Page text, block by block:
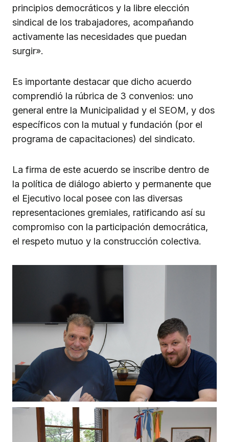
principios democráticos y la libre elección
sindical de los trabajadores, acompañando
activamente las necesidades que puedan
surgir».
Es importante destacar que dicho acuerdo
comprendió la rúbrica de 3 convenios: uno
general entre la Municipalidad y el SEOM, y dos
específicos con la mutual y fundación (por el
programa de capacitaciones) del sindicato.
La firma de este acuerdo se inscribe dentro de
la política de diálogo abierto y permanente que
el Ejecutivo local posee con las diversas
representaciones gremiales, ratificando así su
compromiso con la participación democrática,
el respeto mutuo y la construcción colectiva.